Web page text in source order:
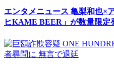
エンタメニュース 亀梨和也×
ヒKAME BEER」が数量限定